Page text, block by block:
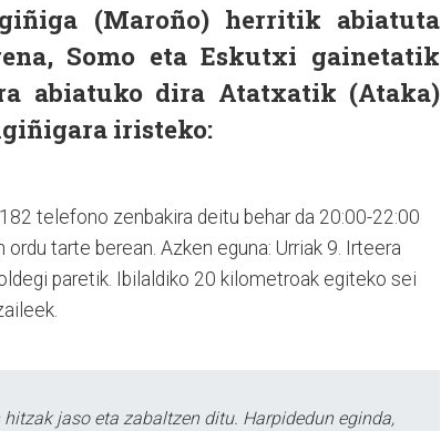
(Maroño) herritik abiatuta
Somo eta Eskutxi gainetatik
abiatuko dira Atatxatik (Ataka)
iristeko:
telefono zenbakira deitu behar da 20:00-22:00
tarte berean. Azken eguna: Urriak 9. Irteera
paretik. Ibilaldiko 20 kilometroak egiteko sei
jaso eta zabaltzen ditu. Harpidedun eginda,